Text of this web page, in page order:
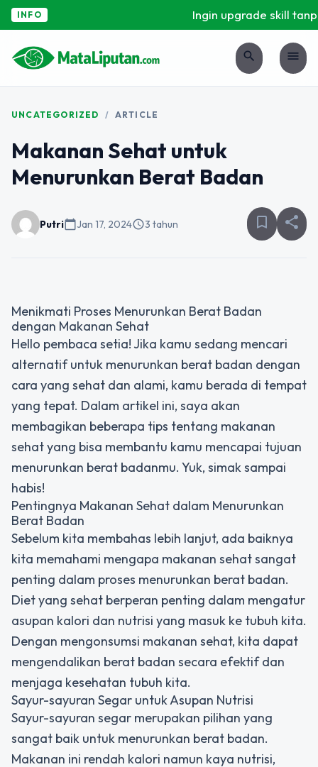
INFO Ingin upgrade skill
search menu
UNCATEGORIZED / ARTICLE
Makanan Sehat untuk
Menurunkan Berat Badan
Putricalendar_todayJan 17, 2024schedule3 tahun bookmark_border share
Menikmati Proses Menurunkan Berat Badan
dengan Makanan Sehat
Hello pembaca setia! Jika kamu sedang mencari
alternatif untuk menurunkan berat badan dengan
cara yang sehat dan alami, kamu berada di tempat
yang tepat. Dalam artikel ini, saya akan
membagikan beberapa tips tentang makanan
sehat yang bisa membantu kamu mencapai tujuan
menurunkan berat badanmu. Yuk, simak sampai
habis!
Pentingnya Makanan Sehat dalam Menurunkan
Berat Badan
Sebelum kita membahas lebih lanjut, ada baiknya
kita memahami mengapa makanan sehat sangat
penting dalam proses menurunkan berat badan.
Diet yang sehat berperan penting dalam mengatur
asupan kalori dan nutrisi yang masuk ke tubuh kita.
Dengan mengonsumsi makanan sehat, kita dapat
mengendalikan berat badan secara efektif dan
menjaga kesehatan tubuh kita.
Sayur-sayuran Segar untuk Asupan Nutrisi
Sayur-sayuran segar merupakan pilihan yang
sangat baik untuk menurunkan berat badan.
Makanan ini rendah kalori namun kaya nutrisi,